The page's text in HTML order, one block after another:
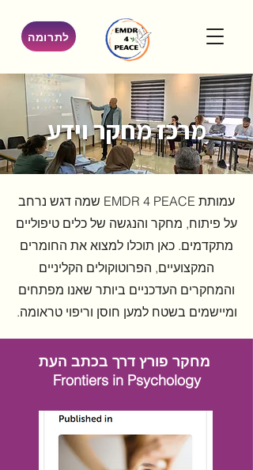
לתרומה
מרכז מחקר וידע
עמותת EMDR 4 PEACE שמה דגש נרחב
על פיתוח, מחקר והנגשה של כלים טיפוליים
מתקדמים. כאן תוכלו למצוא את החומרים
המקצועיים, הפרוטוקולים הקליניים
והמחקרים העדכניים ביותר שאנו מפתחים
ומיישמים בשטח למען חוסן וריפוי טראומה.
Frontiers in Psychology